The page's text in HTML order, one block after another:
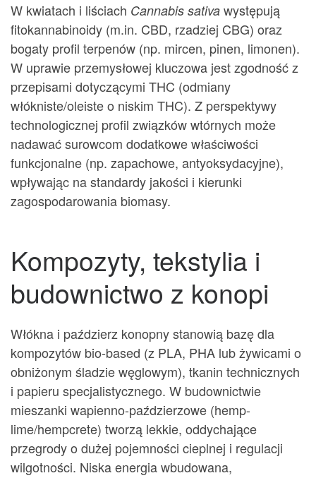
W kwiatach i liściach Cannabis sativa występują
fitokannabinoidy (m.in. CBD, rzadziej CBG) oraz
bogaty profil terpenów (np. mircen, pinen, limonen).
W uprawie przemysłowej kluczowa jest zgodność z
przepisami dotyczącymi THC (odmiany
włókniste/oleiste o niskim THC). Z perspektywy
technologicznej profil związków wtórnych może
nadawać surowcom dodatkowe właściwości
funkcjonalne (np. zapachowe, antyoksydacyjne),
wpływając na standardy jakości i kierunki
zagospodarowania biomasy.
Kompozyty, tekstylia i
budownictwo z konopi
Włókna i paździerz konopny stanowią bazę dla
kompozytów bio-based (z PLA, PHA lub żywicami o
obniżonym śladzie węglowym), tkanin technicznych
i papieru specjalistycznego. W budownictwie
mieszanki wapienno-paździerzowe (hemp-
lime/hempcrete) tworzą lekkie, oddychające
przegrody o dużej pojemności cieplnej i regulacji
wilgotności. Niska energia wbudowana,